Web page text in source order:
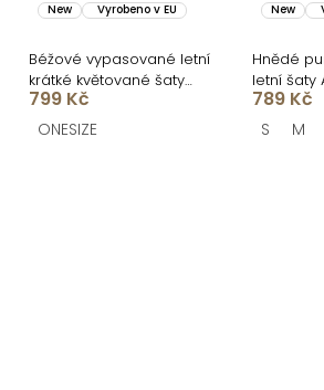
New Vyrobeno v EU
Béžové vypasované letní
krátké květované šaty
VENSIA
799 Kč
ONESIZE
New
Hnědé
letní šaty
789 Kč
S M